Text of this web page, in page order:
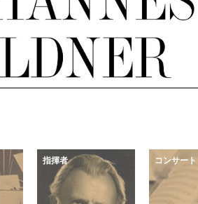
指揮者 コンサート